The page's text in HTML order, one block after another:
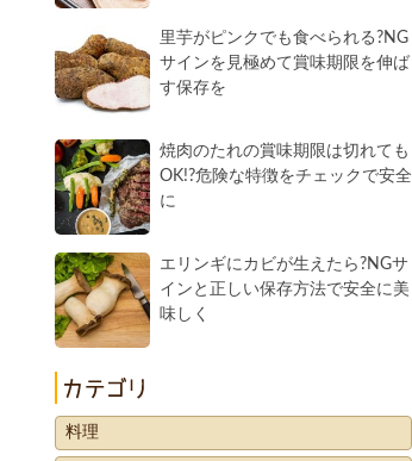
里芋がピンクでも食べられる?NG
サインを見極めて賞味期限を伸ば
す保存を
焼肉のたれの賞味期限は切れても
OK!?危険な特徴をチェックで安全
に
エリンギにカビが生えたら?NGサ
インと正しい保存方法で安全に美
味しく
料理